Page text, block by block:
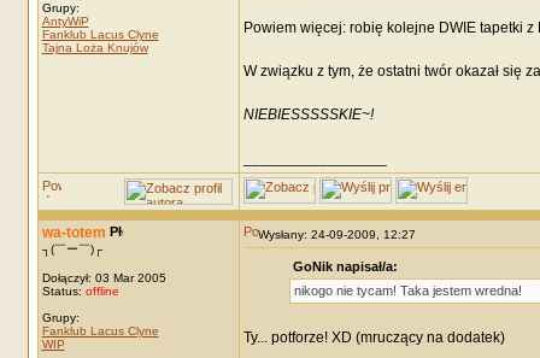
Grupy:
AntyWiP
Fanklub Lacus Clyne
Tajna Loża Knujów
Powiem więcej: robię kolejne DWIE tapetki
W związku z tym, że ostatni twór okazał się
NIEBIESSSSSKIE~!
wa-totem
┐(￣ー￣)┌
Dołączył: 03 Mar 2005
Status: offline
Grupy:
Fanklub Lacus Clyne
WIP
Wysłany: 24-09-2009, 12:27
GoNik napisał/a:
nikogo nie tycam! Taka jestem wredna!
Ty... potforze! XD (mruczący na dodatek)